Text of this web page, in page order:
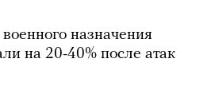
назначения
на 20-40% после атак